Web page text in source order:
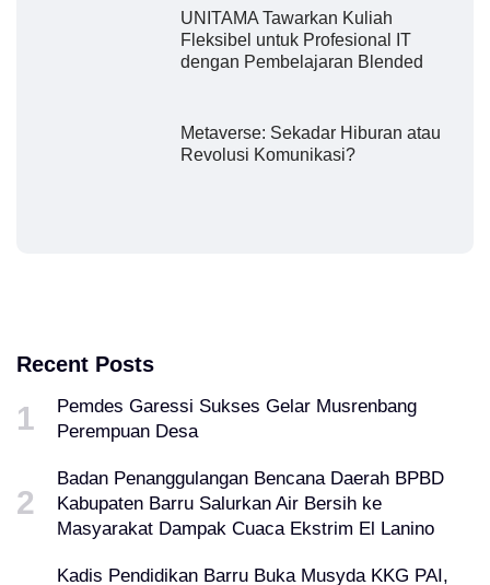
UNITAMA Tawarkan Kuliah
Fleksibel untuk Profesional IT
dengan Pembelajaran Blended
Metaverse: Sekadar Hiburan atau
Revolusi Komunikasi?
Recent Posts
Pemdes Garessi Sukses Gelar Musrenbang
Perempuan Desa
Badan Penanggulangan Bencana Daerah BPBD
Kabupaten Barru Salurkan Air Bersih ke
Masyarakat Dampak Cuaca Ekstrim El Lanino
Kadis Pendidikan Barru Buka Musyda KKG PAI,